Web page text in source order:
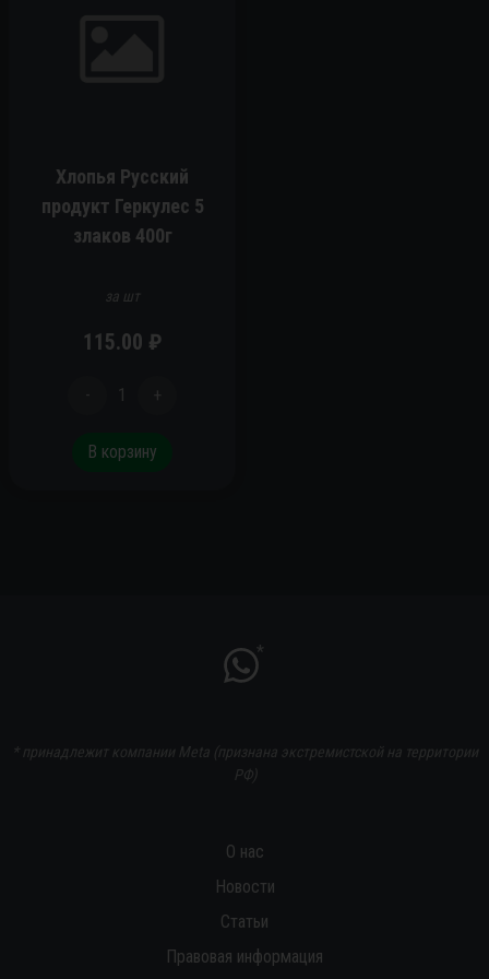
Хлопья Русский
продукт Геркулес 5
злаков 400г
за шт
115.00 ₽
- 1 +
В корзину
*
* принадлежит компании Meta (признана экстремистской на территории
РФ)
О нас
Новости
Статьи
Правовая информация